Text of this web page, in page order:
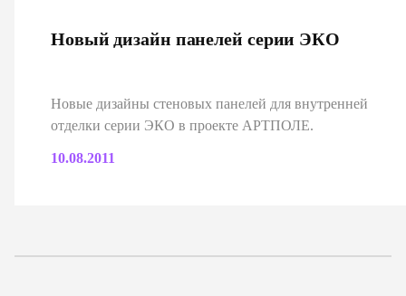
Новый дизайн панелей серии ЭКО
Новые дизайны стеновых панелей для внутренней
отделки серии ЭКО в проекте АРТПОЛЕ.
10.08.2011